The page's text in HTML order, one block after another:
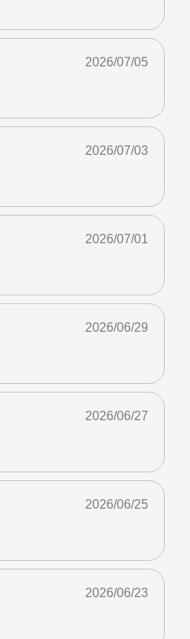
2026/07/05
2026/07/03
2026/07/01
2026/06/29
2026/06/27
2026/06/25
2026/06/23